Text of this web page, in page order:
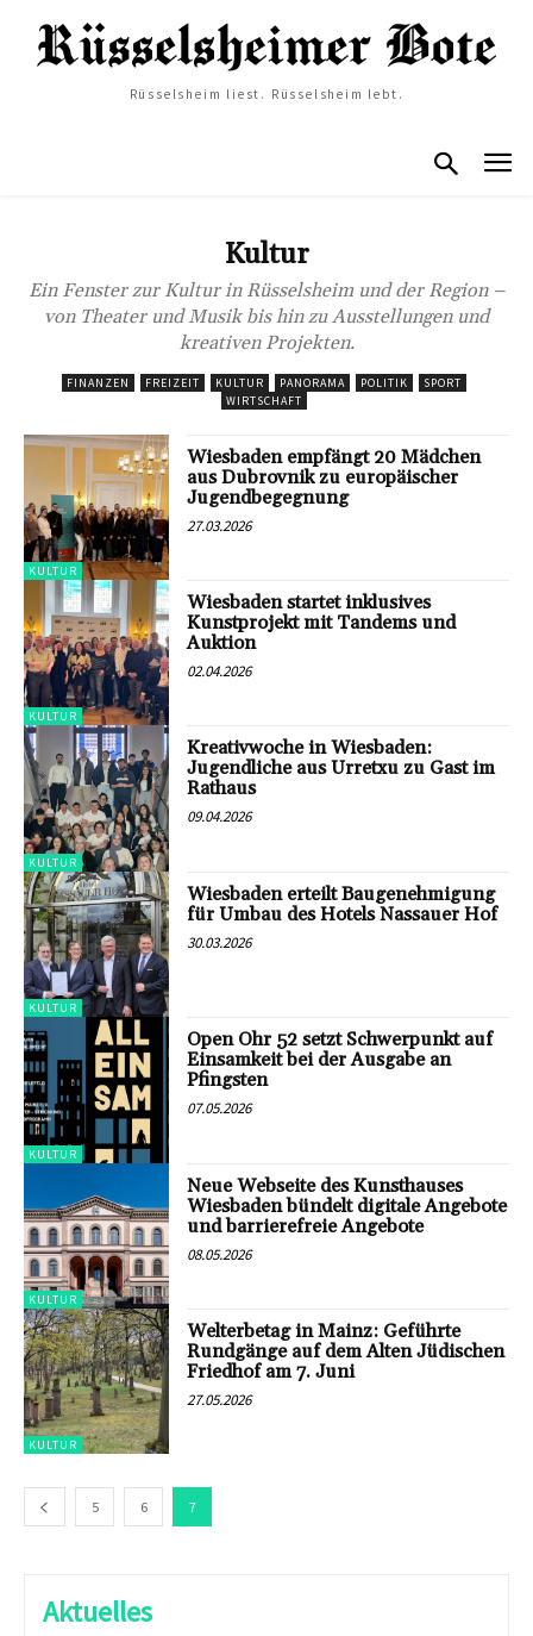
Rüsselsheim liest. Rüsselsheim lebt.
Kultur
Ein Fenster zur Kultur in Rüsselsheim und der Region –
von Theater und Musik bis hin zu Ausstellungen und
kreativen Projekten.
FINANZEN FREIZEIT KULTUR PANORAMA POLITIK
SPORT
WIRTSCHAFT
KULTUR
Wiesbaden empfängt 20 Mädchen
aus Dubrovnik zu europäischer
Jugendbegegnung
27.03.2026
KULTUR
Wiesbaden startet inklusives
Kunstprojekt mit Tandems und
Auktion
02.04.2026
KULTUR
Kreativwoche in Wiesbaden:
Jugendliche aus Urretxu zu Gast im
Rathaus
09.04.2026
KULTUR
Wiesbaden erteilt Baugenehmigung
für Umbau des Hotels Nassauer Hof
30.03.2026
KULTUR
Open Ohr 52 setzt Schwerpunkt auf
Einsamkeit bei der Ausgabe an
Pfingsten
07.05.2026
KULTUR
Neue Webseite des Kunsthauses
Wiesbaden bündelt digitale Angebote
und barrierefreie Angebote
08.05.2026
KULTUR
Welterbetag in Mainz: Geführte
Rundgänge auf dem Alten Jüdischen
Friedhof am 7. Juni
27.05.2026
5 6 7
Aktuelles